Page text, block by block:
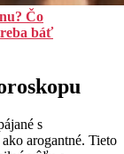
Čo
báť
s
arogantné. Tieto